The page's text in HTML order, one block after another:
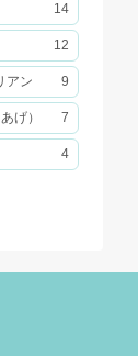
14
12
アン 9
げ） 7
4